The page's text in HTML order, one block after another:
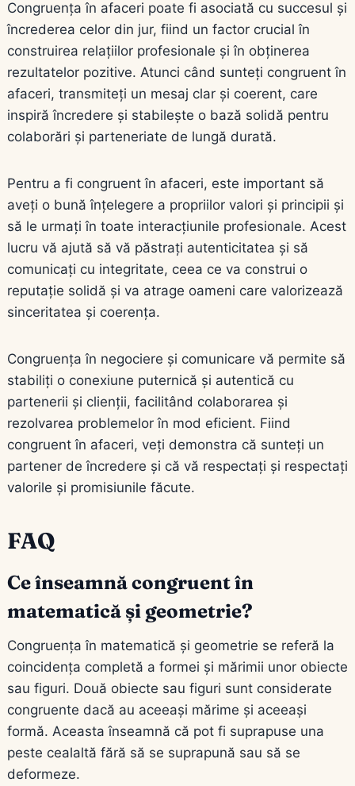
Congruența în afaceri poate fi asociată cu succesul și
încrederea celor din jur, fiind un factor crucial în
construirea relațiilor profesionale și în obținerea
rezultatelor pozitive. Atunci când sunteți congruent în
afaceri, transmiteți un mesaj clar și coerent, care
inspiră încredere și stabilește o bază solidă pentru
colaborări și parteneriate de lungă durată.
Pentru a fi congruent în afaceri, este important să
aveți o bună înțelegere a propriilor valori și principii și
să le urmați în toate interacțiunile profesionale. Acest
lucru vă ajută să vă păstrați autenticitatea și să
comunicați cu integritate, ceea ce va construi o
reputație solidă și va atrage oameni care valorizează
sinceritatea și coerența.
Congruența în negociere și comunicare vă permite să
stabiliți o conexiune puternică și autentică cu
partenerii și clienții, facilitând colaborarea și
rezolvarea problemelor în mod eficient. Fiind
congruent în afaceri, veți demonstra că sunteți un
partener de încredere și că vă respectați și respectați
valorile și promisiunile făcute.
FAQ
Ce înseamnă congruent în
matematică și geometrie?
Congruența în matematică și geometrie se referă la
coincidența completă a formei și mărimii unor obiecte
sau figuri. Două obiecte sau figuri sunt considerate
congruente dacă au aceeași mărime și aceeași
formă. Aceasta înseamnă că pot fi suprapuse una
peste cealaltă fără să se suprapună sau să se
deformeze.